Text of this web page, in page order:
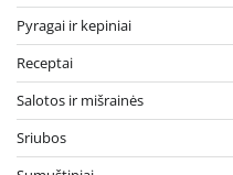
Pyragai ir kepiniai
Receptai
Salotos ir mišrainės
Sriubos